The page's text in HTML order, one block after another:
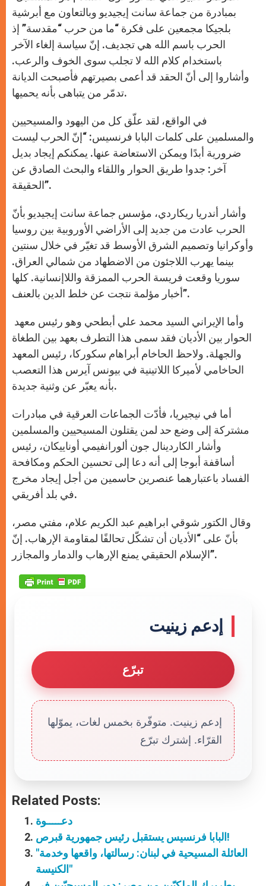
بمبادرة من جماعة سانت إيجيديو وبالتعاون مع أبرشية
بلجيكا مجمعين على فكرة “ما من حرب “مقدسة” إذ
الحرب باسم الله هي تجديف. إنّ سياسة إلغاء الآخر
باستخدام كلام الله لا تجلب سوى الخوف والرعب.
وأشاروا إلى أنّ الحقد قد أعمى بصيرتهم فأصبحت الديانة
تدمّر من يتباهى بأنه يحميها.
في الواقع، لقد علّق كل من اليهود والمسيحيين
والمسلمين على كلمات البابا فرنسيس: “إنّ الحرب ليست
ضرورية أبدًا ويمكن الاستعاضة عنها. يمكنكم إيجاد بديل
آخر: جدوا طريق الحوار واللقاء والبحث الصادق عن
الحقيقة”.
وأشار أندريا ريكاردي، مؤسس جماعة سانت إيجيديو بأنّ
الحرب عادت من جديد إلى الأراضي الأوروبية بين روسيا
وأوكرانيا وتصميم الشرق الأوسط قد تغيّر في خلال سنتين
بينما يهرب اللاجئون من الاضطهاد من شمالي العراق.
سوريا وقعت فريسة الحرب الممزقة واللاإنسانية. كلها
أخبار مؤلمة نتجت عن خلط الدين بالعنف”.
الحوار بين الأديان فقد سمى هذا التطرف بعهد بين الطغاة
والجهلة. ولاحظ الحاخام أبراهام سكوركا، رئيس المعهد
الحاخامي لأميركا اللاتينية في بيونس آيرس هذا التعصب
بأنه يعبّر عن وثنية جديدة.
أما في نيجيريا، فأدّت الجماعات العرقية في مبادرات
مشتركة إلى وضع حد لمن يقتلون المسيحيين والمسلمين
وأشار الكاردينال جون ألورانفيمي أوناييكان، رئيس
أساقفة أبوجا إلى أنه دعا إلى تحسين الحكم ومكافحة
الفساد باعتبارهما عنصرين حاسمين من أجل إيجاد مخرج
في بلد أفريقي.
وقال الكتور شوقي ابراهيم عبد الكريم علام، مفتي مصر،
بأنّ على “الأديان أن تشكّل تحالفًا لمقاومة الإرهاب. إنّ
الإسلام الحقيقي يمنع الإرهاب والدمار والمجازر”.
إدعم زينيت
تبرّع
إدعم زينيت. متوفّرة بخمس لغات، يموّلها
القرّاء. إشترك تبرّع
Related Posts:
دعـــــوة
البابا فرنسيس يستقبل رئيس جمهورية قبرص!
"العائلة المسيحية في لبنان: رسالتها، واقعها وخدمة
الكنيسة"